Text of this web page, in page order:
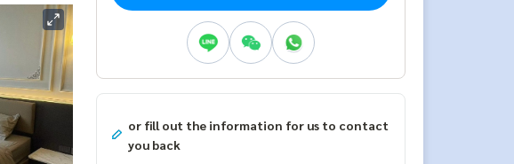
or fill out the information for us to contact
you back